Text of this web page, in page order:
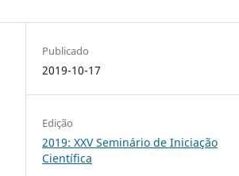
Publicado
2019-10-17
Edição
2019: XXV Seminário de Iniciação
Científica